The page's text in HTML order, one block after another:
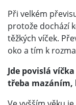
Při velkém
protože dochází
těžkých víček.
oko a tím k
Jde povislá
třeba mazáním,